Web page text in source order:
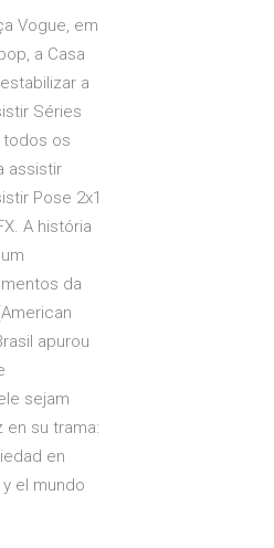
Vogue, em
a Casa
a
Séries
todos os
assistir
Pose 2x1
A história
da
apurou
sejam
en su trama:
en
el mundo